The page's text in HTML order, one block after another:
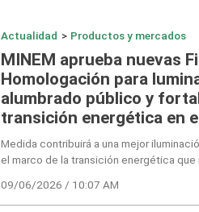
Actualidad > Productos y mercados
MINEM aprueba nuevas
Homologación para
alumbrado público y
transición energética en
Medida contribuirá a una mejor
el marco de la transición energética que
09/06/2026 / 10:07 AM